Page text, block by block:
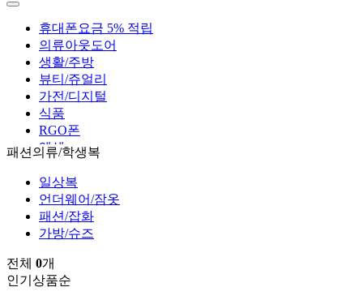
휴대폰요금 5% 적립
의류아웃도어
생활/주방
뷰티/쥬얼리
가전/디지털
식품
RGO폰
엑셀
패션의류/학생복
일상복
언더웨어/잠옷
패션/잡화
가방/슈즈
전체 0개
인기상품순